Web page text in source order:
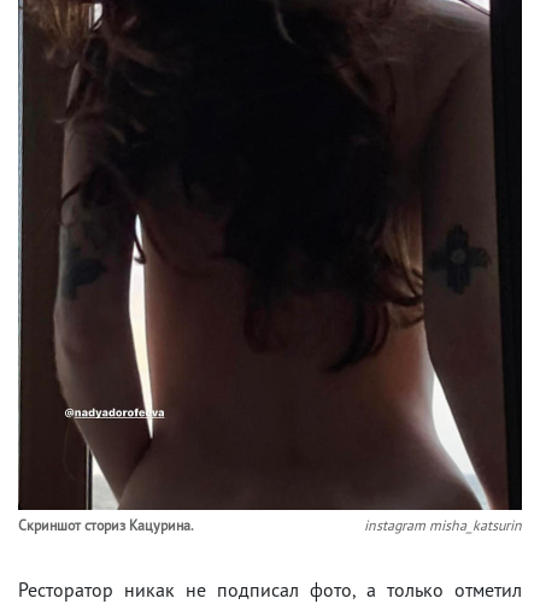
Скриншот сториз Кацурина. instagram misha_katsurin
Ресторатор никак не подписал фото, а только отметил